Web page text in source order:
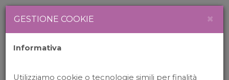
GESTIONE COOKIE ×
Informativa
Utilizziamo cookie o tecnologie simili per finalità